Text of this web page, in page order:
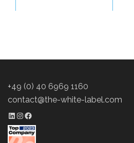
+49 (0) 40 6969 1160
contact@the-white-label.com
LinkedIn Profil
Instagram Profil
Facebook Profil